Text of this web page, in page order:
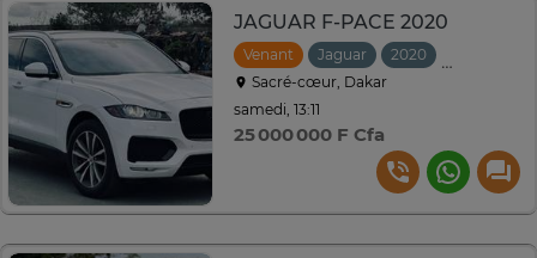
JAGUAR F-PACE 2020
Venant Jaguar 2020
Sacré-cœur, Dakar
samedi, 13:11
25 000 000 F Cfa